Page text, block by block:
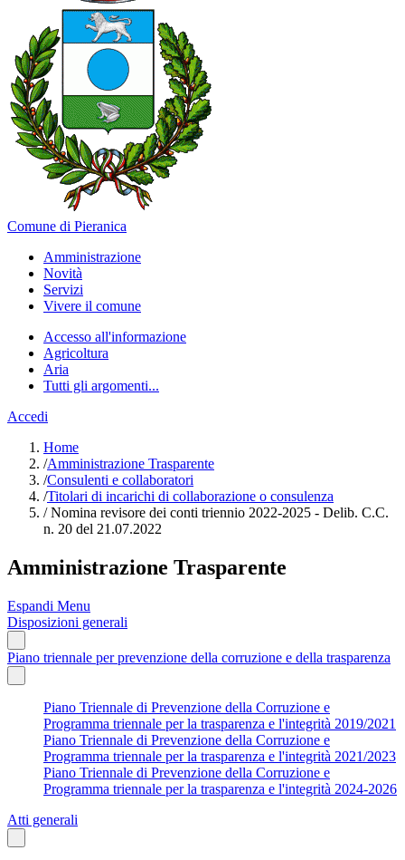
Comune di Pieranica
Amministrazione
Novità
Servizi
Vivere il comune
Accesso all'informazione
Agricoltura
Aria
Tutti gli argomenti...
Accedi
Home
/Amministrazione Trasparente
/Consulenti e collaboratori
/Titolari di incarichi di collaborazione o consulenza
/Nomina revisore dei conti triennio 2022-2025 - Delib. C.C.
n. 20 del 21.07.2022
Amministrazione Trasparente
Espandi Menu
Disposizioni generali
Piano triennale per prevenzione della corruzione e della trasparenza
Piano Triennale di Prevenzione della Corruzione e
Programma triennale per la trasparenza e l'integrità 2019/2021
Piano Triennale di Prevenzione della Corruzione e
Programma triennale per la trasparenza e l'integrità 2021/2023
Piano Triennale di Prevenzione della Corruzione e
Programma triennale per la trasparenza e l'integrità 2024-2026
Atti generali